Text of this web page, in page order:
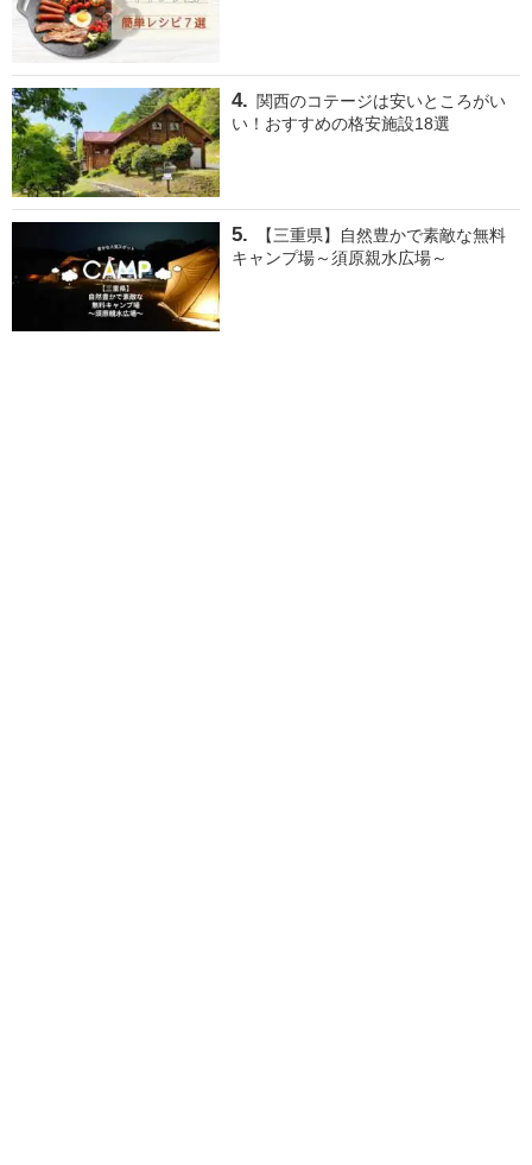
関西のコテージは安いところがい
い！おすすめの格安施設18選
【三重県】自然豊かで素敵な無料
キャンプ場～須原親水広場～